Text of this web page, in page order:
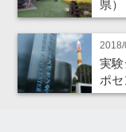
県）
実
ポ